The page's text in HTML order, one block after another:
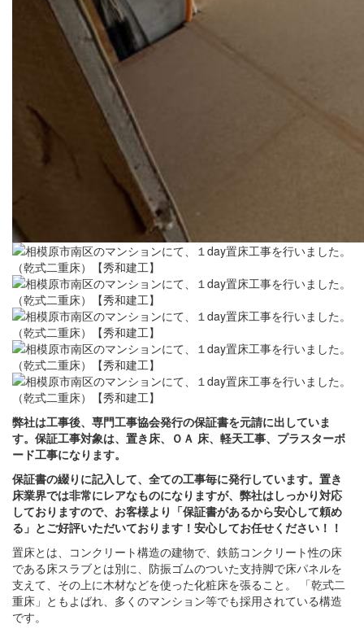
弊社は工事後、専門工事協会発行の保証書を元請に出していま
す。保証工事対象は、置き床、ＯＡ 床、軽天工事、プラスターボ
ード工事になります。
保証書の綴りに記入して、全ての工事毎に発行しています。置き
床業界では非常にレアなものになりますが、弊社はしっかり対応
しておりますので、お客様より「保証書があるから安心して頼め
る」とご好評いただいております！安心してお任せください！！
置床とは、コンクリート構造の建物で、鉄筋コンクリート性の床
である床スラブとは別に、防振ゴムのついた支持脚で床パネルを
支えて、その上に木材などを使った化粧床を張ること。 「乾式二
重床」ともよばれ、多くのマンション等でも採用されている構造
です。